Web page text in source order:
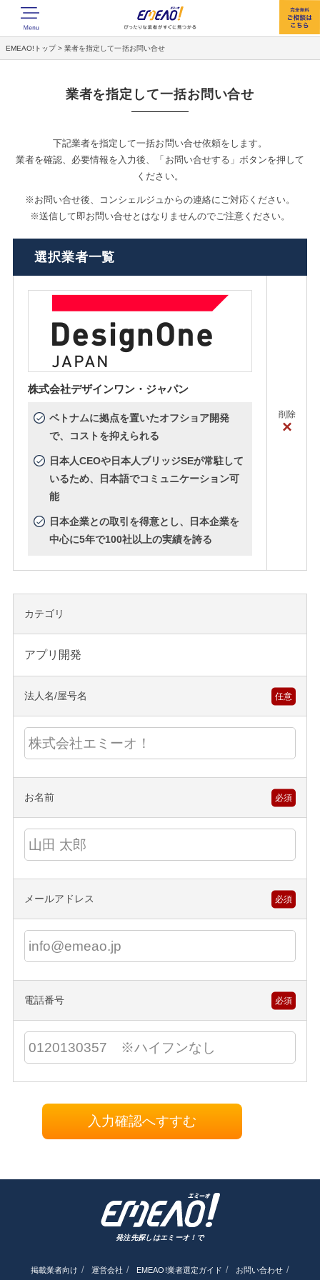
EMEAO!トップ>業者を指定して一括お問い合せ
業者を指定して一括お問い合せ
下記業者を指定して一括お問い合せ依頼をします。
業者を確認、必要情報を入力後、「お問い合せする」ボタンを押して
ください。
※お問い合せ後、コンシェルジュからの連絡にご対応ください。
※送信して即お問い合せとはなりませんのでご注意ください。
選択業者一覧
株式会社デザインワン・ジャパン
ベトナムに拠点を置いたオフショア開発
で、コストを抑えられる
日本人CEOや日本人ブリッジSEが常駐して
いるため、日本語でコミュニケーション可
能
日本企業との取引を得意とし、日本企業を
中心に5年で100社以上の実績を誇る
削除
×
カテゴリ
アプリ開発
法人名/屋号名 任意
お名前 必須
メールアドレス 必須
電話番号 必須
入力確認へすすむ
発注先探しはエミーオ！で
掲載業者向け 運営会社 EMEAO!業者選定ガイド お問い合わせ